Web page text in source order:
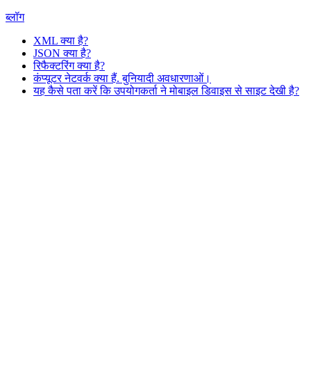
ब्लॉग
XML क्या है?
JSON क्या है?
रिफैक्टरिंग क्या है?
कंप्यूटर नेटवर्क क्या हैं. बुनियादी अवधारणाओं।
यह कैसे पता करें कि उपयोगकर्ता ने मोबाइल डिवाइस से साइट देखी है?